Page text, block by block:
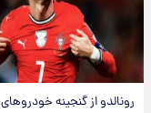
رونالدو از گنجینه خودروهای